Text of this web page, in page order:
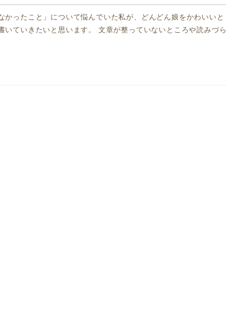
かったこと」について悩んでいた私が、どんどん娘をかわいいと
いていきたいと思います。 文章が整っていないところや読みづら